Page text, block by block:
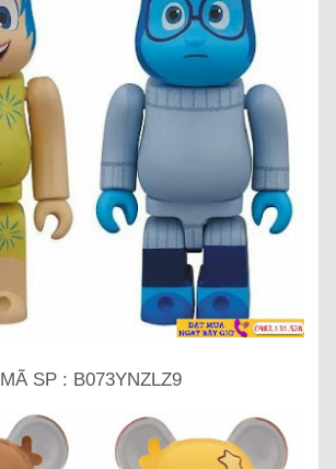
MÃ SP : B073YNZLZ9